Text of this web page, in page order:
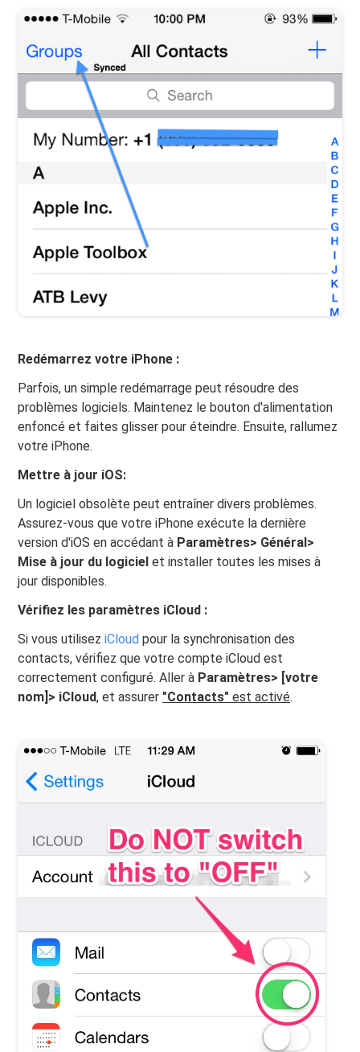
Redémarrez votre iPhone :
Parfois, un simple redémarrage peut résoudre des
problèmes logiciels. Maintenez le bouton d'alimentation
enfoncé et faites glisser pour éteindre. Ensuite, rallumez
votre iPhone.
Mettre à jour iOS:
Un logiciel obsolète peut entraîner divers problèmes.
Assurez-vous que votre iPhone exécute la dernière
version d'iOS en accédant à Paramètres> Général>
Mise à jour du logiciel et installer toutes les mises à
jour disponibles.
Vérifiez les paramètres iCloud :
Si vous utiliseziCloud pour la synchronisation des
contacts, vérifiez que votre compte iCloud est
correctement configuré. Aller à Paramètres> [votre
nom]> iCloud, et assurer "Contacts" est activé.